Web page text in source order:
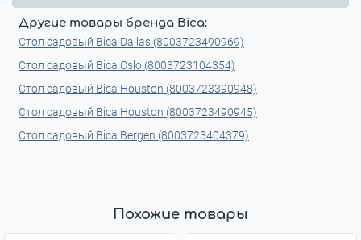
Другие товары бренда Bica:
Стол садовый Bica Dallas (8003723490969)
Стол садовый Bica Oslo (8003723104354)
Стол садовый Bica Houston (8003723390948)
Стол садовый Bica Houston (8003723490945)
Стол садовый Bica Bergen (8003723404379)
Похожие товары